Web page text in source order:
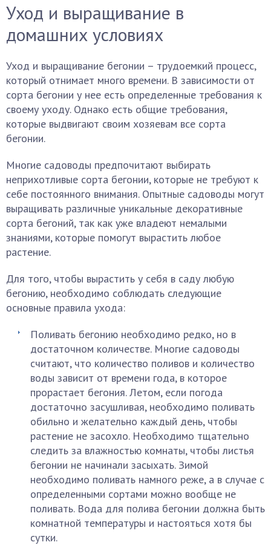
Уход и выращивание в
домашних условиях
Уход и выращивание бегонии – трудоемкий процесс,
который отнимает много времени. В зависимости от
сорта бегонии у нее есть определенные требования к
своему уходу. Однако есть общие требования,
которые выдвигают своим хозяевам все сорта
бегонии.
Многие садоводы предпочитают выбирать
неприхотливые сорта бегонии, которые не требуют к
себе постоянного внимания. Опытные садоводы могут
выращивать различные уникальные декоративные
сорта бегоний, так как уже владеют немалыми
знаниями, которые помогут вырастить любое
растение.
Для того, чтобы вырастить у себя в саду любую
бегонию, необходимо соблюдать следующие
основные правила ухода:
Поливать бегонию необходимо редко, но в
достаточном количестве. Многие садоводы
считают, что количество поливов и количество
воды зависит от времени года, в которое
прорастает бегония. Летом, если погода
достаточно засушливая, необходимо поливать
обильно и желательно каждый день, чтобы
растение не засохло. Необходимо тщательно
следить за влажностью комнаты, чтобы листья
бегонии не начинали засыхать. Зимой
необходимо поливать намного реже, а в случае с
определенными сортами можно вообще не
поливать. Вода для полива бегонии должна быть
комнатной температуры и настояться хотя бы
сутки.